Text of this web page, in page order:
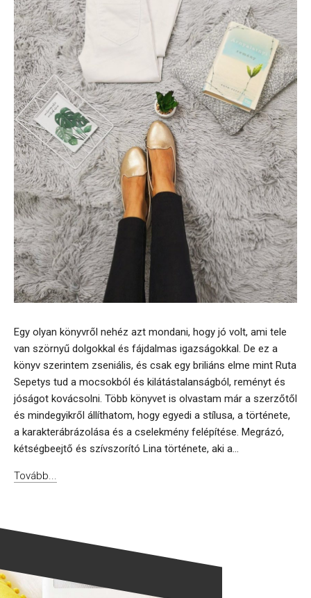
Egy olyan könyvről nehéz azt mondani, hogy jó volt, ami tele
van szörnyű dolgokkal és fájdalmas igazságokkal. De ez a
könyv szerintem zseniális, és csak egy briliáns elme mint Ruta
Sepetys tud a mocsokból és kilátástalanságból, reményt és
jóságot kovácsolni. Több könyvet is olvastam már a szerzőtől
és mindegyikről állíthatom, hogy egyedi a stílusa, a története,
a karakterábrázolása és a cselekmény felépítése. Megrázó,
kétségbeejtő és szívszorító Lina története, aki a...
Tovább...